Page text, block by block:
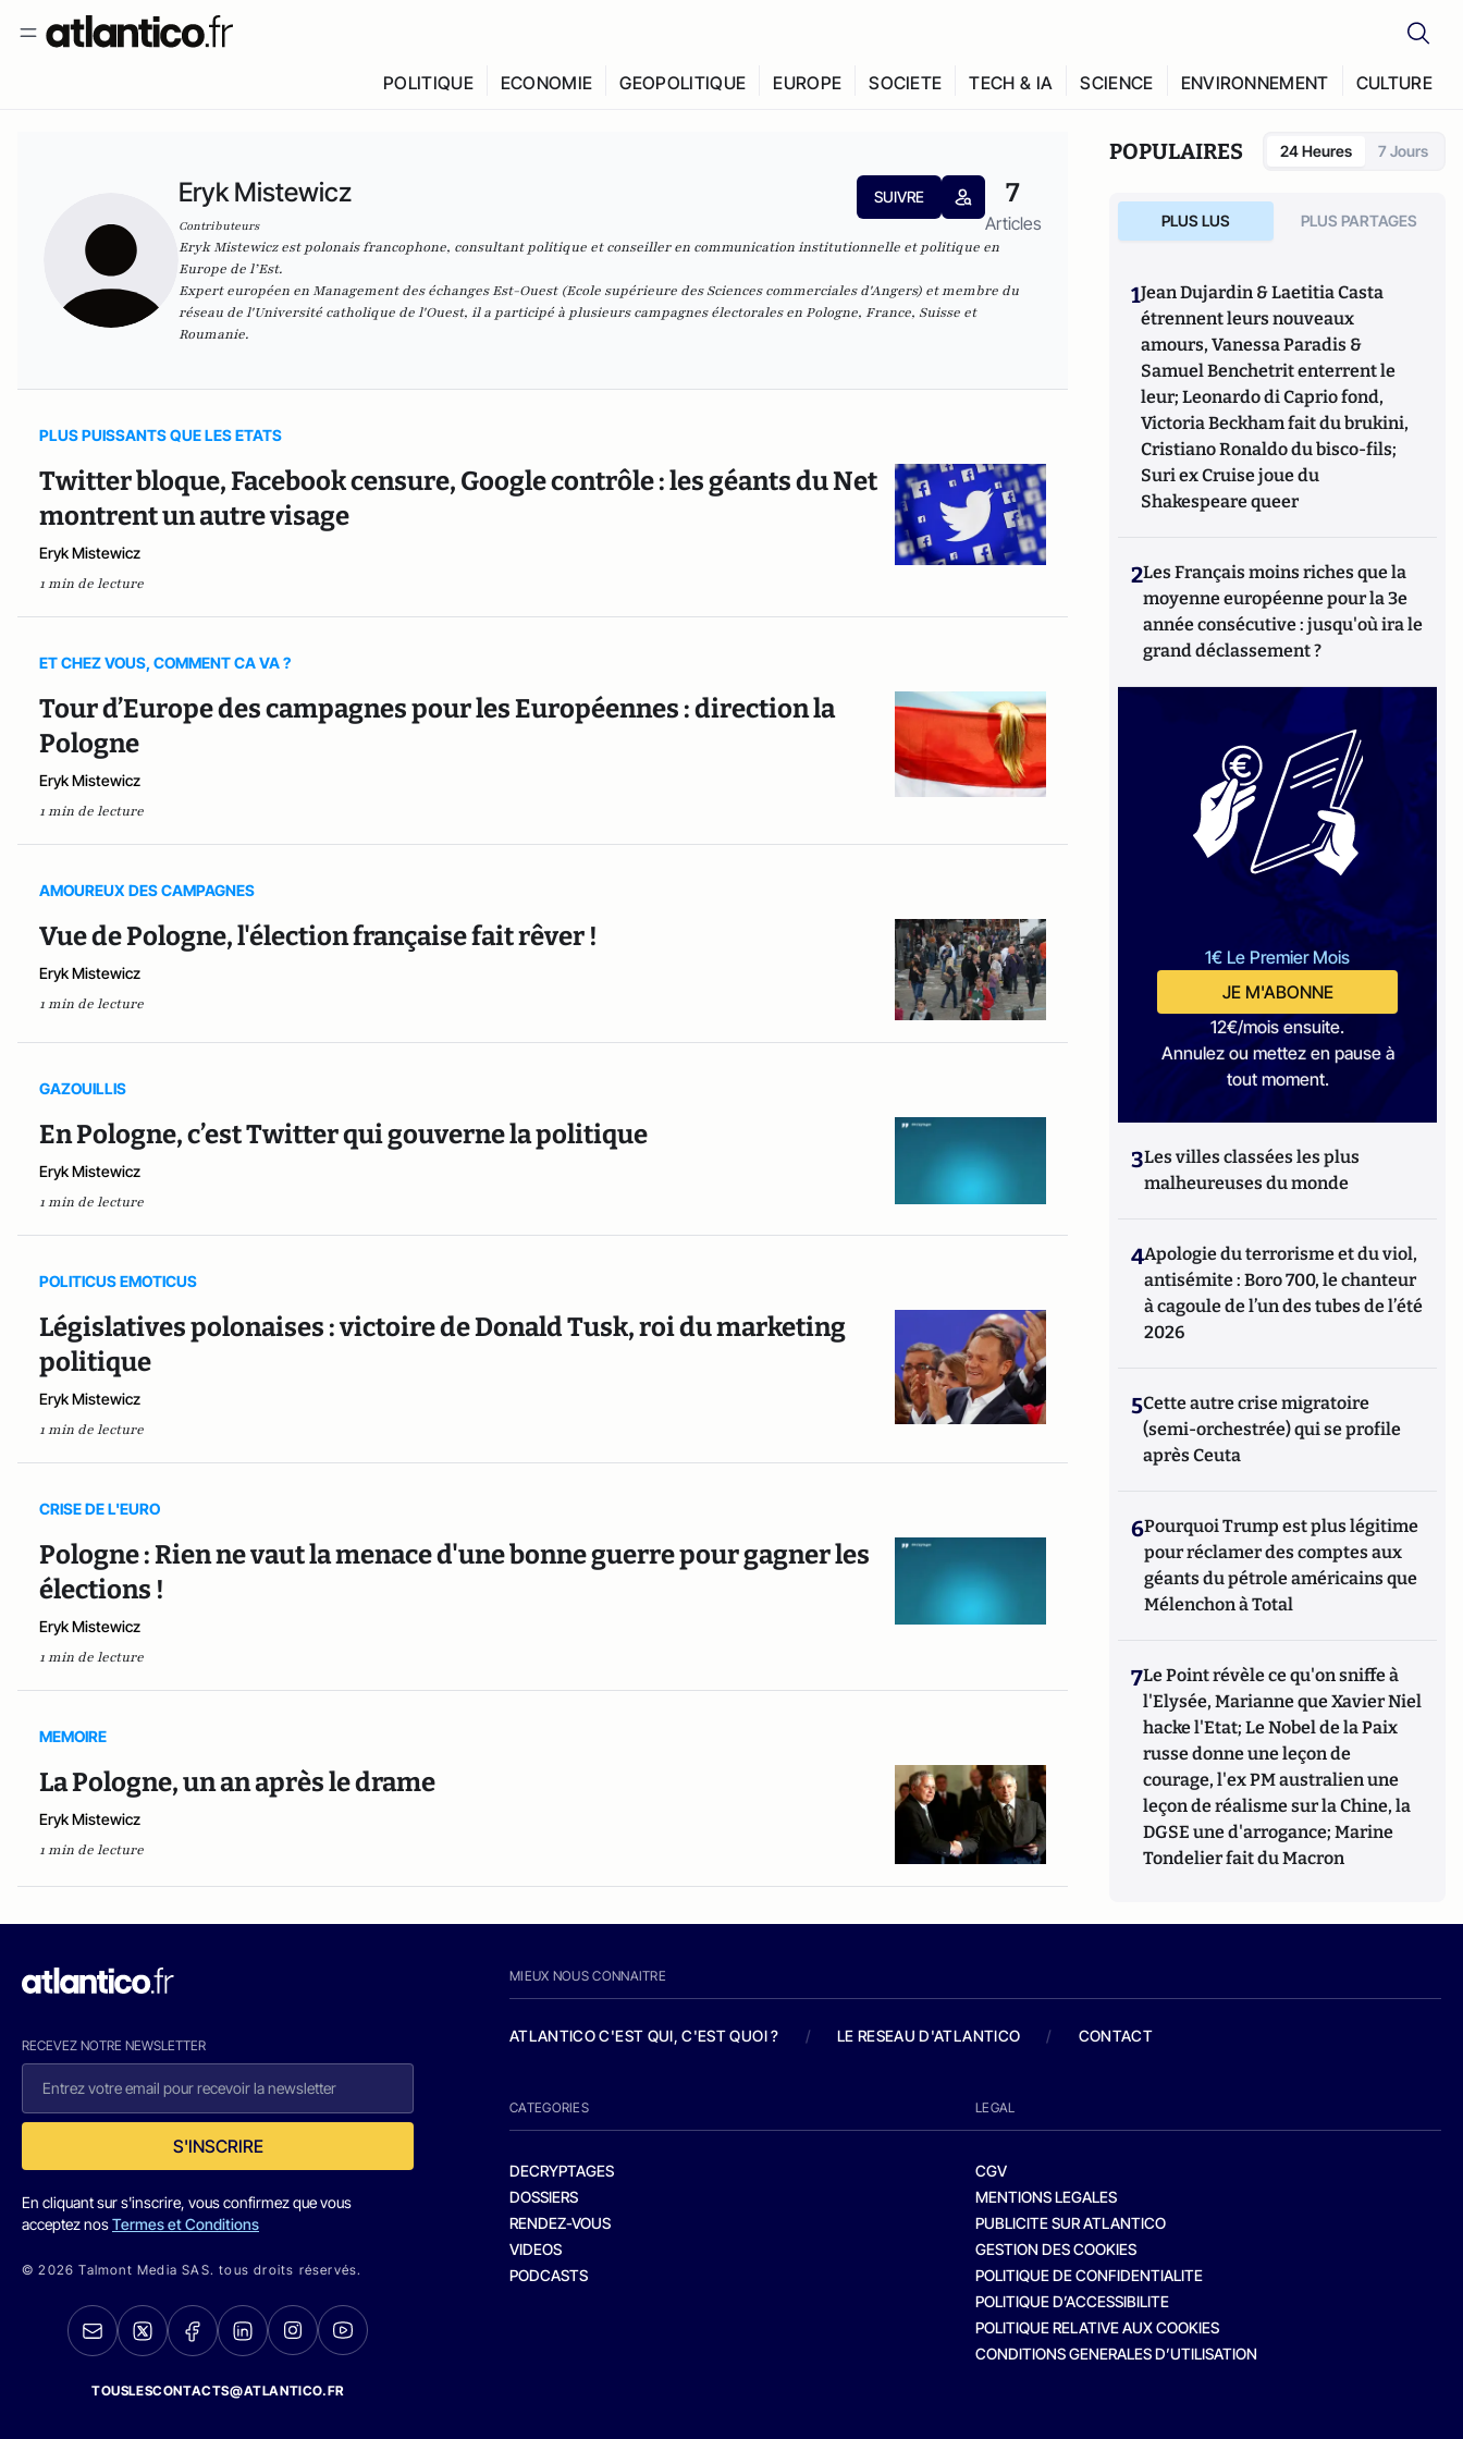
POLITIQUE ECONOMIE GEOPOLITIQUE EUROPE SOCIETE TECH & IA SCIENCE ENVIRONNEMENT CULTURE
Eryk Mistewicz
Contributeurs
SUIVRE 7
Articles
Eryk Mistewicz est polonais francophone, consultant politique et conseiller en communication institutionnelle et politique en
Europe de l’Est.
Expert européen en Management des échanges Est-Ouest (Ecole supérieure des Sciences commerciales d'Angers) et membre du
réseau de l'Université catholique de l'Ouest, il a participé à plusieurs campagnes électorales en Pologne, France, Suisse et
Roumanie.
PLUS PUISSANTS QUE LES ETATS
Twitter bloque, Facebook censure, Google contrôle : les géants du Net
montrent un autre visage
Eryk Mistewicz
1 min de lecture
ET CHEZ VOUS, COMMENT CA VA ?
Tour d’Europe des campagnes pour les Européennes : direction la
Pologne
Eryk Mistewicz
1 min de lecture
AMOUREUX DES CAMPAGNES
Vue de Pologne, l'élection française fait rêver !
Eryk Mistewicz
1 min de lecture
GAZOUILLIS
En Pologne, c’est Twitter qui gouverne la politique
Eryk Mistewicz
1 min de lecture
POLITICUS EMOTICUS
Législatives polonaises : victoire de Donald Tusk, roi du marketing
politique
Eryk Mistewicz
1 min de lecture
CRISE DE L'EURO
Pologne : Rien ne vaut la menace d'une bonne guerre pour gagner les
élections !
Eryk Mistewicz
1 min de lecture
MEMOIRE
La Pologne, un an après le drame
Eryk Mistewicz
1 min de lecture
POPULAIRES 24 Heures 7 Jours
PLUS LUS PLUS PARTAGES
1Jean Dujardin & Laetitia Casta
étrennent leurs nouveaux
amours, Vanessa Paradis &
Samuel Benchetrit enterrent le
leur; Leonardo di Caprio fond,
Victoria Beckham fait du brukini,
Cristiano Ronaldo du bisco-fils;
Suri ex Cruise joue du
Shakespeare queer
2Les Français moins riches que la
moyenne européenne pour la 3e
année consécutive : jusqu'où ira le
grand déclassement ?
1€ Le Premier Mois
JE M'ABONNE
12€/mois ensuite.
Annulez ou mettez en pause à
tout moment.
3Les villes classées les plus
malheureuses du monde
4Apologie du terrorisme et du viol,
antisémite : Boro 700, le chanteur
à cagoule de l’un des tubes de l’été
2026
5Cette autre crise migratoire
(semi-orchestrée) qui se profile
après Ceuta
6Pourquoi Trump est plus légitime
pour réclamer des comptes aux
géants du pétrole américains que
Mélenchon à Total
7Le Point révèle ce qu'on sniffe à
l'Elysée, Marianne que Xavier Niel
hacke l'Etat; Le Nobel de la Paix
russe donne une leçon de
courage, l'ex PM australien une
leçon de réalisme sur la Chine, la
DGSE une d'arrogance; Marine
Tondelier fait du Macron
RECEVEZ NOTRE NEWSLETTER
S'INSCRIRE
En cliquant sur s'inscrire, vous confirmez que vous
acceptez nosTermes et Conditions
© 2026 Talmont Media SAS. tous droits réservés.
TOUSLESCONTACTS@ATLANTICO.FR
MIEUX NOUS CONNAITRE
ATLANTICO C'EST QUI, C'EST QUOI ? / LE RESEAU D'ATLANTICO / CONTACT
CATEGORIES
DECRYPTAGES
DOSSIERS
RENDEZ-VOUS
VIDEOS
PODCASTS
LEGAL
CGV
MENTIONS LEGALES
PUBLICITE SUR ATLANTICO
GESTION DES COOKIES
POLITIQUE DE CONFIDENTIALITE
POLITIQUE D’ACCESSIBILITE
POLITIQUE RELATIVE AUX COOKIES
CONDITIONS GENERALES D’UTILISATION